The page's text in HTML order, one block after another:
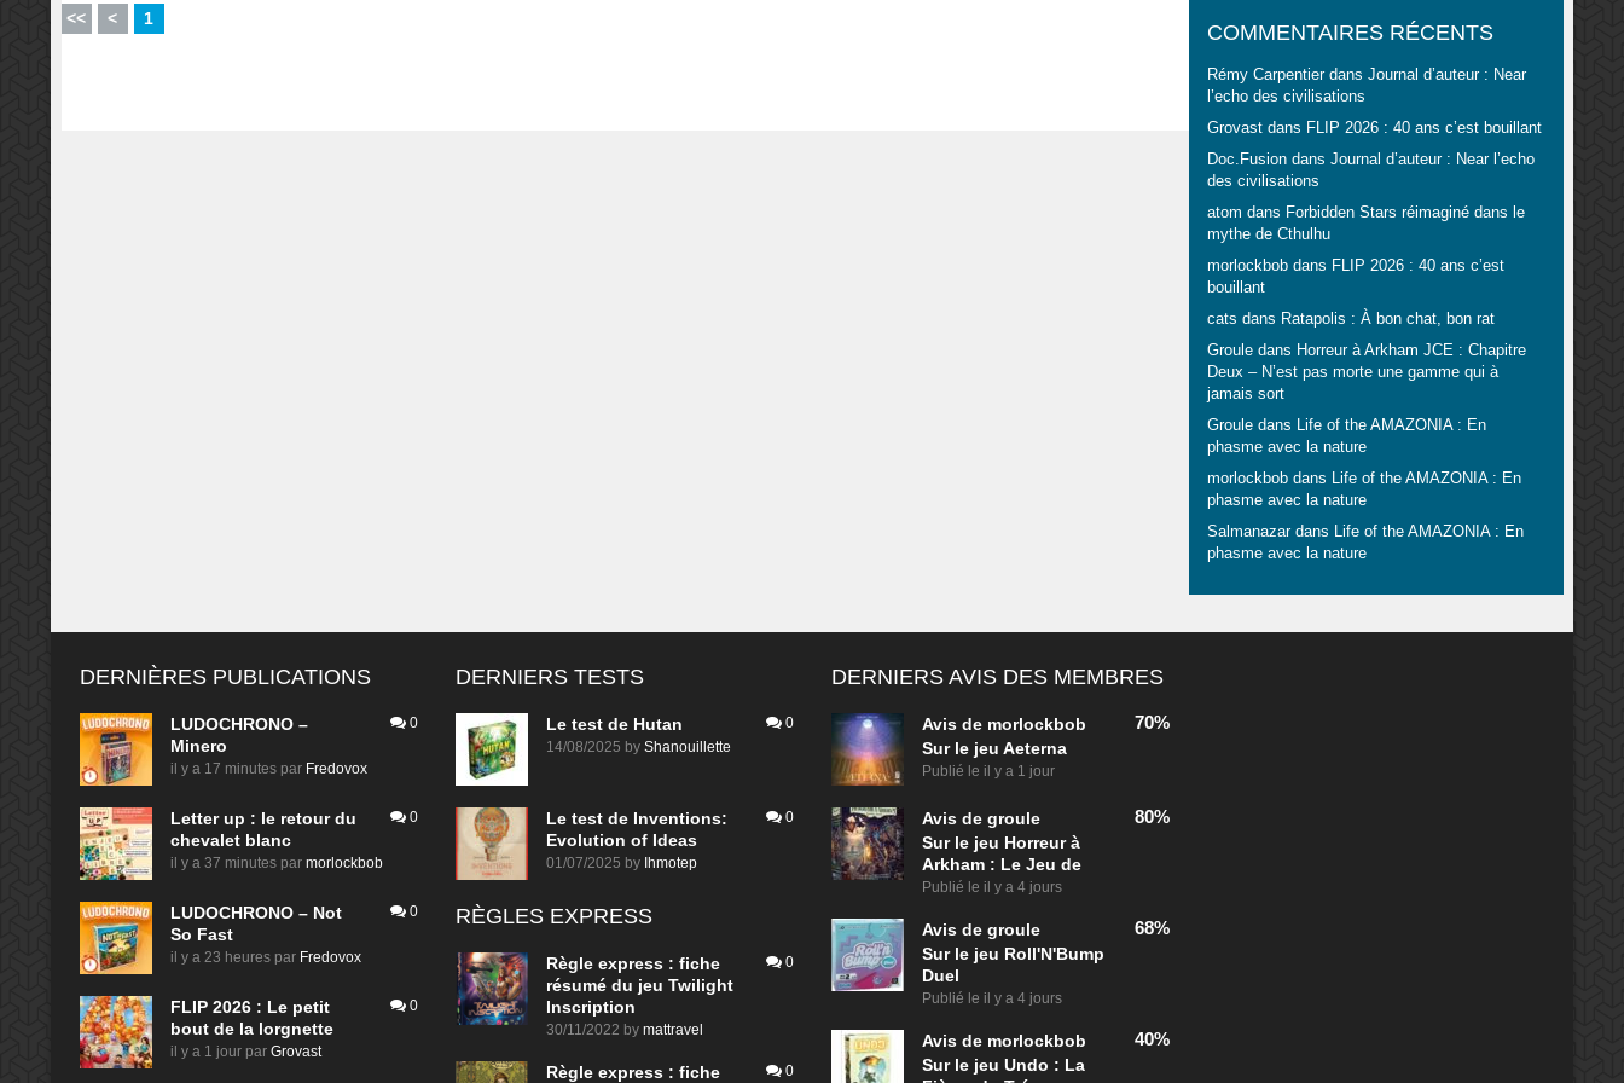
<< < 1
COMMENTAIRES RÉCENTS
Rémy Carpentierdans Journal d’auteur : Near
l’echo des civilisations
Grovastdans FLIP 2026 : 40 ans c’est bouillant
Doc.Fusiondans Journal d’auteur : Near l’echo
des civilisations
atom dans Forbidden Stars réimaginé dans le
mythe de Cthulhu
morlockbobdans FLIP 2026 : 40 ans c’est
bouillant
cats dans Ratapolis : À bon chat, bon rat
Grouledans Horreur à Arkham JCE : Chapitre
Deux – N’est pas morte une gamme qui à
jamais sort
Grouledans Life of the AMAZONIA : En
phasme avec la nature
morlockbobdans Life of the AMAZONIA : En
phasme avec la nature
Salmanazardans Life of the AMAZONIA : En
phasme avec la nature
DERNIÈRES PUBLICATIONS
LUDOCHRONO –
Minero
il y a 17 minutes par Fredovox
0
Letter up : le retour du
chevalet blanc
il y a 37 minutes par morlockbob
0
LUDOCHRONO – Not
So Fast
il y a 23 heures par Fredovox
0
FLIP 2026 : Le petit
bout de la lorgnette
il y a 1 jour par Grovast
0
DERNIERS TESTS
Le test de Hutan
14/08/2025 by Shanouillette
0
Le test de Inventions:
Evolution of Ideas
01/07/2025 by Ihmotep
0
RÈGLES EXPRESS
Règle express : fiche
résumé du jeu Twilight
Inscription
30/11/2022 by mattravel
0
Règle express : fiche 0
DERNIERS AVIS DES MEMBRES
Avis de morlockbob
Sur le jeu Aeterna
Publié le il y a 1 jour
70%
Avis de groule
Sur le jeu Horreur à
Arkham : Le Jeu de
Publié le il y a 4 jours
80%
Avis de groule
Sur le jeu Roll'N'Bump
Duel
Publié le il y a 4 jours
68%
Avis de morlockbob
Sur le jeu Undo : La
40%